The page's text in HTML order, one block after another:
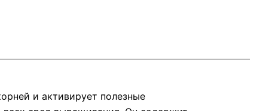
и активирует полезные